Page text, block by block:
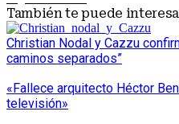
También te puede
Christian Nodal y Cazzu
caminos separados”
«Fallece arquitecto Héctor
televisión»